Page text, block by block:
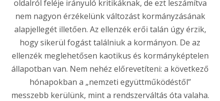
oldalról feléje irányuló kritikáknak, de ezt leszámítva
nem nagyon érzékelünk változást kormányzásának
alapjellegét illetően. Az ellenzék erői talán úgy érzik,
hogy sikerül fogást találniuk a kormányon. De az
ellenzék meglehetősen kaotikus és kormányképtelen
állapotban van. Nem nehéz előrevetíteni: a következő
hónapokban a „nemzeti együttműködéstől”
messzebb kerülünk, mint a rendszerváltás óta valaha.